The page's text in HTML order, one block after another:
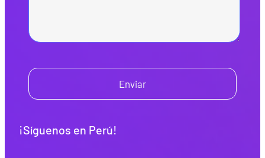
Enviar
¡Síguenos en Perú!